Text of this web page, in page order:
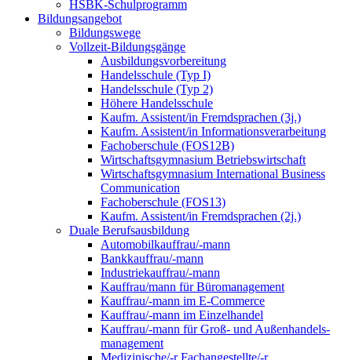
HSBK-Schulprogramm
Bildungsangebot
Bildungswege
Vollzeit-Bildungsgänge
Ausbildungsvorbereitung
Handelsschule (Typ I)
Handelsschule (Typ 2)
Höhere Handelsschule
Kaufm. Assistent/in­ Fremdsprachen (3j.)
Kaufm. Assistent/in Informationsverarbeitung
Fachoberschule (FOS12B)
Wirtschaftsgymnasium Betriebswirtschaft
Wirtschaftsgymnasium International Business
Communication
Fachoberschule (FOS13)
Kaufm. Assistent/in Fremdsprachen (2j.)
Duale Berufsausbildung
Automobilkauffrau/-mann
Bankkauffrau/-mann
Industriekauffrau/-mann
Kauffrau/mann für Büromanagement
Kauffrau/-mann im E-Commerce
Kauffrau/-mann im Einzelhandel
Kauffrau/-mann für Groß- und Außen­handels­
manage­ment
Medizinische/-r Fachangestellte/-r